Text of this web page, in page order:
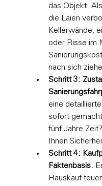
das Objekt.
die Laien
Kellerwände,
oder Risse im
nach sich
Schritt 3:
eine
sofort
fünf Jahre
Ihnen
Schritt 4:
Faktenbasis.
Hauskauf